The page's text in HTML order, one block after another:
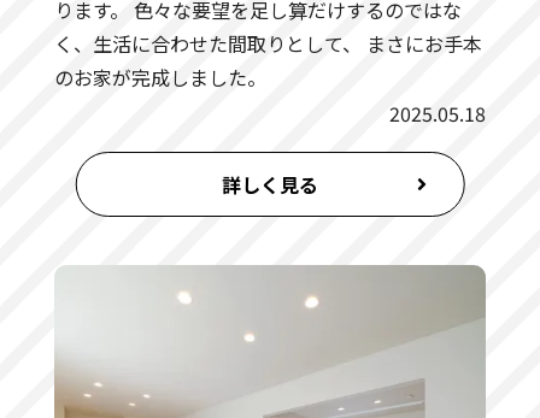
ります。 色々な要望を足し算だけするのではな
く、生活に合わせた間取りとして、 まさにお手本
のお家が完成しました。
2025.05.18
詳しく見る